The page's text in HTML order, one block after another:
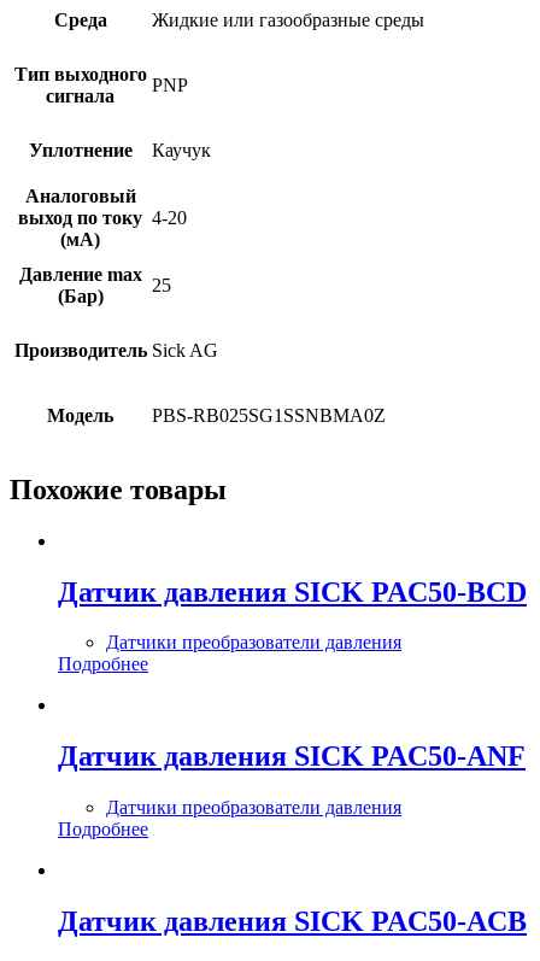
Среда Жидкие или газообразные среды
Тип выходного
сигнала
PNP
Уплотнение Каучук
Аналоговый
выход по току
(мА)
4-20
Давление max
(Бар)
25
Производитель Sick AG
Модель PBS-RB025SG1SSNBMA0Z
Похожие товары
Датчик давления SICK PAC50-BCD
Датчики преобразователи давления
Подробнее
Датчик давления SICK PAC50-ANF
Датчики преобразователи давления
Подробнее
Датчик давления SICK PAC50-ACB